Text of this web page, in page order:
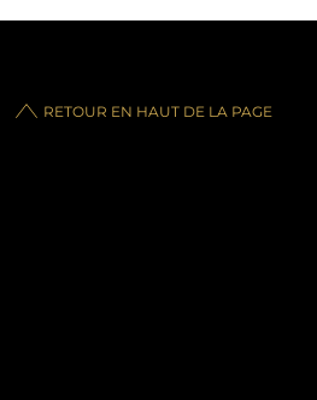
RETOUR EN HAUT DE LA PAGE